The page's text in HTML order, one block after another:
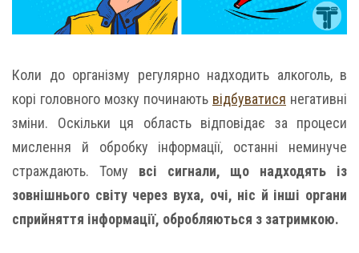
Коли до організму регулярно надходить алкоголь, в
корі головного мозку починають відбуватися негативні
зміни. Оскільки ця область відповідає за процеси
мислення й обробку інформації, останні неминуче
страждають. Тому всі сигнали, що надходять із
зовнішнього світу через вуха, очі, ніс й інші органи
сприйняття інформації, обробляються з затримкою.